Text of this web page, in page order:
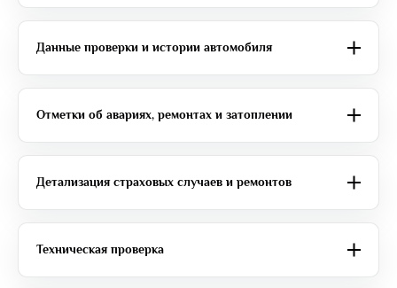
Данные проверки и истории автомобиля
Отметки об авариях, ремонтах и затоплении
Детализация страховых случаев и ремонтов
Техническая проверка